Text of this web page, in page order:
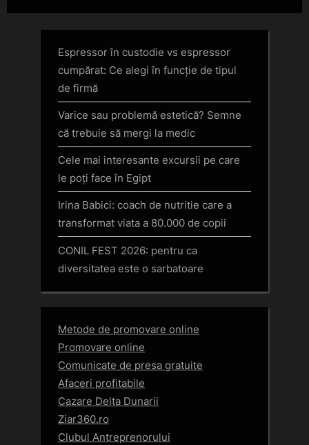
Espressor în custodie vs espressor
cumpărat: Ce alegi în funcție de tipul
de firmă
Varice sau problemă estetică? Semne
că trebuie să mergi la medic
Cele mai interesante excursii pe care
le poți face în Egipt
Irina Babici: coach de nutritie care a
transformat viata a 80.000 de copii
CONIL FEST 2026: pentru ca
diversitatea este o sarbatoare
Metode de promovare online
Promovare online
Comunicate de presa gratuite
Afaceri profitabile
Cazare Delta Dunarii
Ziar360.ro
Clubul Antreprenorului